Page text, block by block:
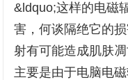
&ldquo;这样的电磁
害，何谈隔绝它的
射有可能造成肌肤
主要是由于电脑电